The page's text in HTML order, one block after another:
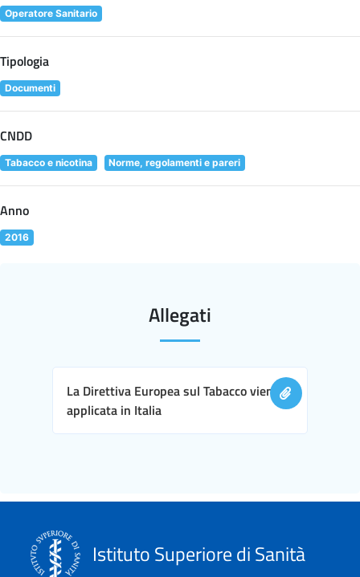
Operatore Sanitario
Tipologia
Documenti
CNDD
Tabacco e nicotina Norme, regolamenti e pareri
Anno
2016
Allegati
La Direttiva Europea sul Tabacco viene
applicata in Italia
Istituto Superiore di Sanità